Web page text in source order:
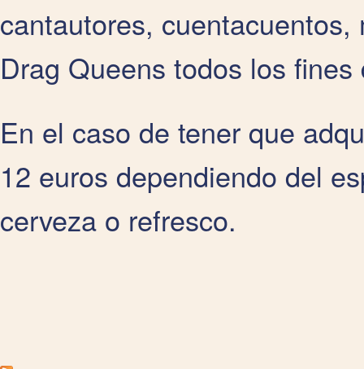
cantautores,
Drag Queens todos los
En el caso de tener que
12 euros dependiendo del
cerveza o refresco.